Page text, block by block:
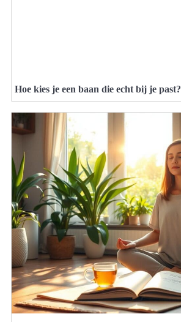
Hoe kies je een baan die echt bij je past?